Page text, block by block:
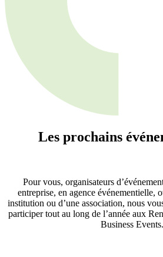
Les prochains
Pour vous, organisateurs
entreprise, en agence événementielle,
institution ou d’une association, nous
participer tout au long de l’année aux
Business Events.